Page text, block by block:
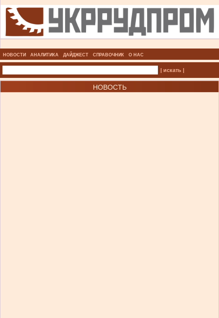
НОВОСТИ АНАЛИТИКА ДАЙДЖЕСТ СПРАВОЧНИК О НАС
| искать |
НОВОСТЬ